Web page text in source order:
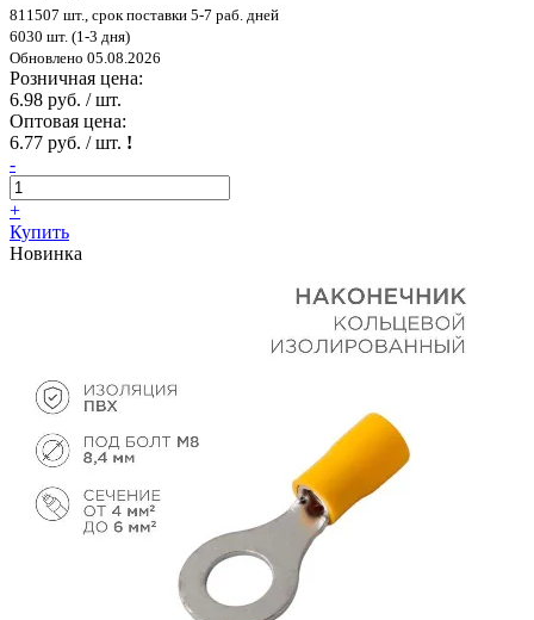
811507 шт., срок поставки 5-7 раб. дней
6030 шт. (1-3 дня)
Обновлено 05.08.2026
Розничная цена:
6.98 руб. / шт.
Оптовая цена:
6.77 руб. / шт. !
-
+
Купить
Новинка